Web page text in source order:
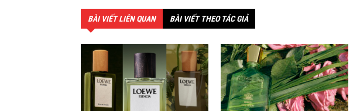
BÀI VIẾT LIÊN QUAN BÀI VIẾT THEO TÁC GIẢ